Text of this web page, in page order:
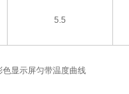
5.5
色显示屏匀带温度曲线